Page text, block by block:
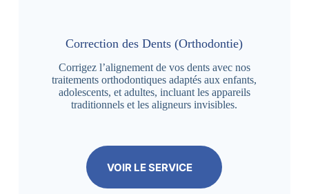
Correction des Dents (Orthodontie)
Corrigez l’alignement de vos dents avec nos
traitements orthodontiques adaptés aux enfants,
adolescents, et adultes, incluant les appareils
traditionnels et les aligneurs invisibles.
VOIR LE SERVICE